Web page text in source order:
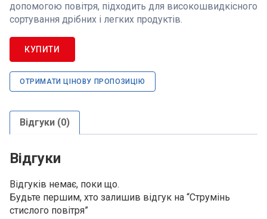
допомогою повітря, підходить для високошвидкісного
сортування дрібних і легких продуктів.
КУПИТИ
ОТРИМАТИ ЦІНОВУ ПРОПОЗИЦІЮ
Відгуки (0)
Відгуки
Відгуків немає, поки що.
Будьте першим, хто залишив відгук на “Струмінь
стислого повітря”